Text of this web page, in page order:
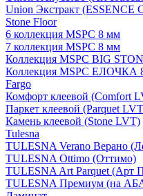
Union Экстракт
Stone Floor
6 коллекция MSPC 8 мм
7 коллекция MSPC 8 мм
Коллекция MSPC BIG
Коллекция MSPC ЕЛОЧКА
Fargo
Комфорт клеевой (Comfort
Паркет клеевой (Parquet
Камень клеевой (Stone LVT)
Tulesna
TULESNA Verano Верано
TULESNA Ottimo (Оттимо)
TULESNA Art Parquet (Арт
TULESNA Премиум (на